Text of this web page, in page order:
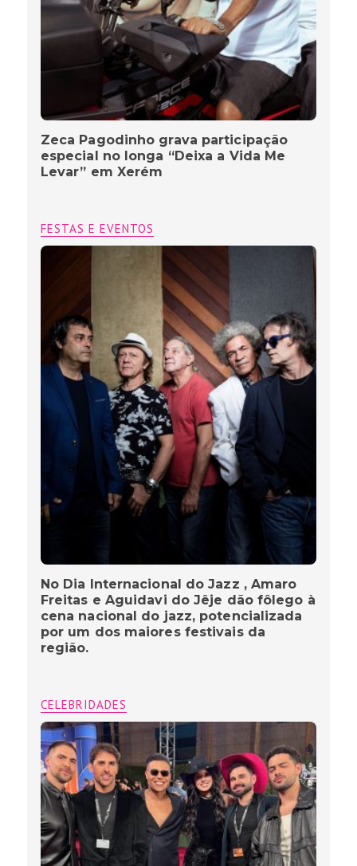
Zeca Pagodinho grava participação
especial no longa “Deixa a Vida Me
Levar” em Xerém
FESTAS E EVENTOS
No Dia Internacional do Jazz , Amaro
Freitas e Aguidavi do Jêje dão fôlego à
cena nacional do jazz, potencializada
por um dos maiores festivais da
região.
CELEBRIDADES